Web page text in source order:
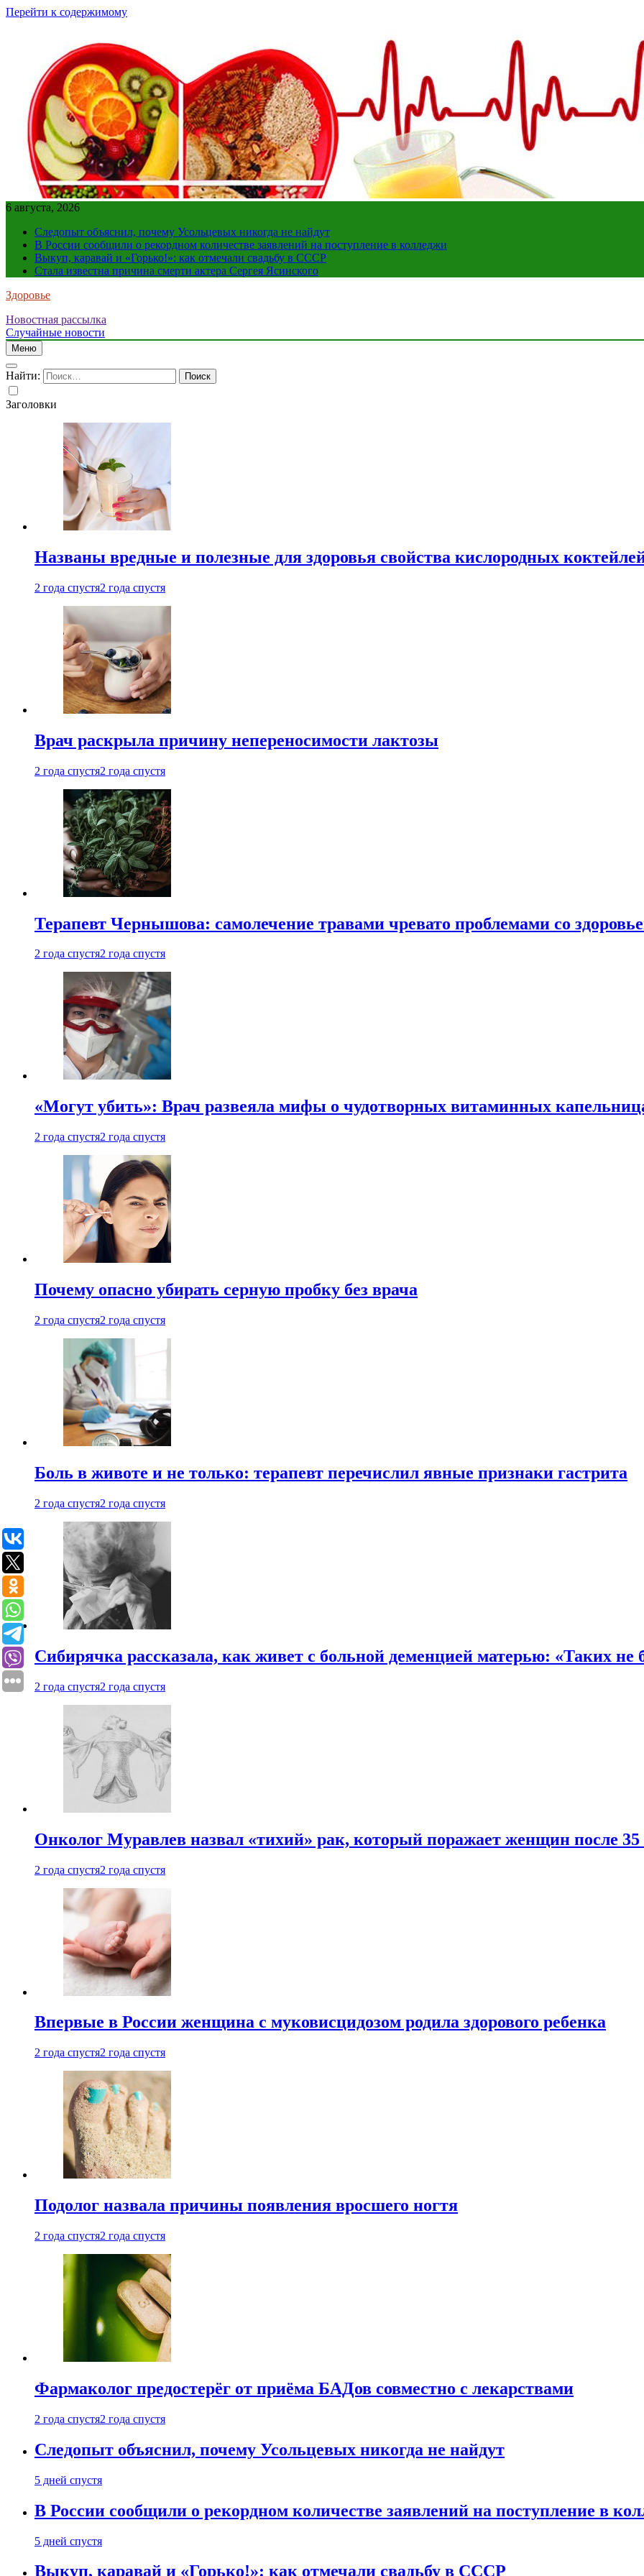
Перейти к содержимому
6 августа, 2026
Следопыт объяснил, почему Усольцевых никогда не найдут
В России сообщили о рекордном количестве заявлений на поступление в колледжи
Выкуп, каравай и «Горько!»: как отмечали свадьбу в СССР
Стала известна причина смерти актера Сергея Ясинского
Здоровье
Новостная рассылка
Случайные новости
Меню
Найти:
Заголовки
Названы вредные и полезные для здоровья свойства кислородных
2 года спустя2 года спустя
Врач раскрыла причину непереносимости лактозы
2 года спустя2 года спустя
Терапевт Чернышова: самолечение травами чревато проблемами со
2 года спустя2 года спустя
«Могут убить»: Врач развеяла мифы о чудотворных витаминных
2 года спустя2 года спустя
Почему опасно убирать серную пробку без врача
2 года спустя2 года спустя
Боль в животе и не только: терапевт перечислил явные признаки гастрита
2 года спустя2 года спустя
Сибирячка рассказала, как живет с больной деменцией матерью: «Таких не
2 года спустя2 года спустя
Онколог Муравлев назвал «тихий» рак, который поражает женщин после 35
2 года спустя2 года спустя
Впервые в России женщина с муковисцидозом родила здорового ребенка
2 года спустя2 года спустя
Подолог назвала причины появления вросшего ногтя
2 года спустя2 года спустя
Фармаколог предостерёг от приёма БАДов совместно с лекарствами
2 года спустя2 года спустя
Следопыт объяснил, почему Усольцевых никогда не найдут
5 дней спустя
В России сообщили о рекордном количестве заявлений на поступление в
5 дней спустя
Выкуп, каравай и «Горько!»: как отмечали свадьбу в СССР